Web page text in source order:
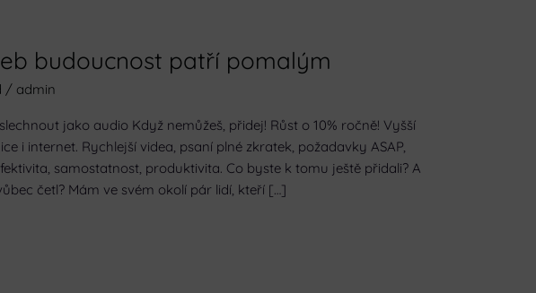
budoucnost patří pomalým
/ admin
jako audio Když nemůžeš, přidej! Růst o 10% ročně! Vyšší
i internet. Rychlejší videa, psaní plné zkratek, požadavky ASAP,
samostatnost, produktivita. Co byste k tomu ještě přidali? A
četl? Mám ve svém okolí pár lidí, kteří […]